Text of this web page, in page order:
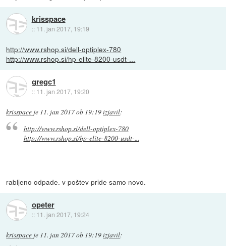
krisspace
:: 11. jan 2017, 19:19
http://www.rshop.si/dell-optiplex-780
http://www.rshop.si/hp-elite-8200-usdt-...
gregc1
:: 11. jan 2017, 19:20
krisspace je 11. jan 2017 ob 19:19izjavil:
http://www.rshop.si/dell-optiplex-780
http://www.rshop.si/hp-elite-8200-usdt-...
rabljeno odpade. v poštev pride samo novo.
opeter
:: 11. jan 2017, 19:24
krisspace je 11. jan 2017 ob 19:19izjavil: